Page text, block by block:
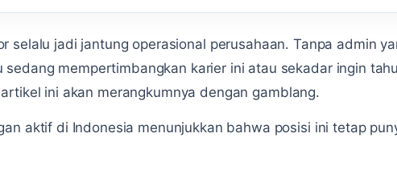
selalu jadi jantung operasional perusahaan. Tanpa admin
sedang mempertimbangkan karier ini atau sekadar ingin
ini akan merangkumnya dengan gamblang.
aktif di Indonesia menunjukkan bahwa posisi ini tetap